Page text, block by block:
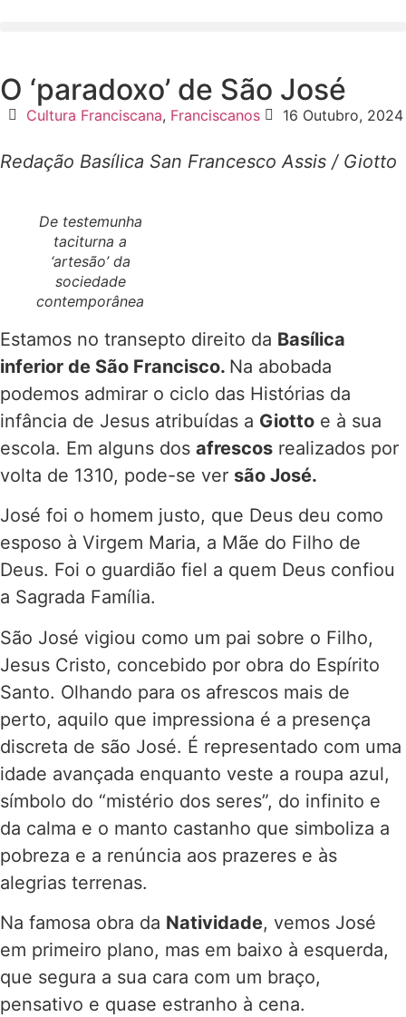
O ‘paradoxo’ de São José
Cultura Franciscana, Franciscanos 16 Outubro, 2024
Redação Basílica San Francesco Assis / Giotto
De testemunha
taciturna a
‘artesão’ da
sociedade
contemporânea
Estamos no transepto direito da Basílica
inferior de São Francisco. Na abobada
podemos admirar o ciclo das Histórias da
infância de Jesus atribuídas a Giotto e à sua
escola. Em alguns dos afrescos realizados por
volta de 1310, pode-se ver são José.
José foi o homem justo, que Deus deu como
esposo à Virgem Maria, a Mãe do Filho de
Deus. Foi o guardião fiel a quem Deus confiou
a Sagrada Família.
São José vigiou como um pai sobre o Filho,
Jesus Cristo, concebido por obra do Espírito
Santo. Olhando para os afrescos mais de
perto, aquilo que impressiona é a presença
discreta de são José. É representado com uma
idade avançada enquanto veste a roupa azul,
símbolo do “mistério dos seres”, do infinito e
da calma e o manto castanho que simboliza a
pobreza e a renúncia aos prazeres e às
alegrias terrenas.
Na famosa obra da Natividade, vemos José
em primeiro plano, mas em baixo à esquerda,
que segura a sua cara com um braço,
pensativo e quase estranho à cena.